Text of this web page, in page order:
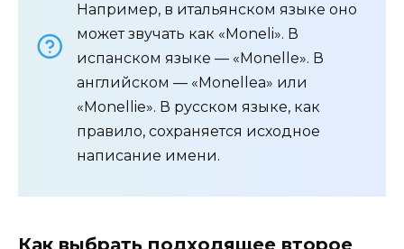
Например, в итальянском языке оно
может звучать как «Moneli». В
испанском языке — «Monelle». В
английском — «Monellea» или
«Monellie». В русском языке, как
правило, сохраняется исходное
написание имени.
Как выбрать подходящее второе